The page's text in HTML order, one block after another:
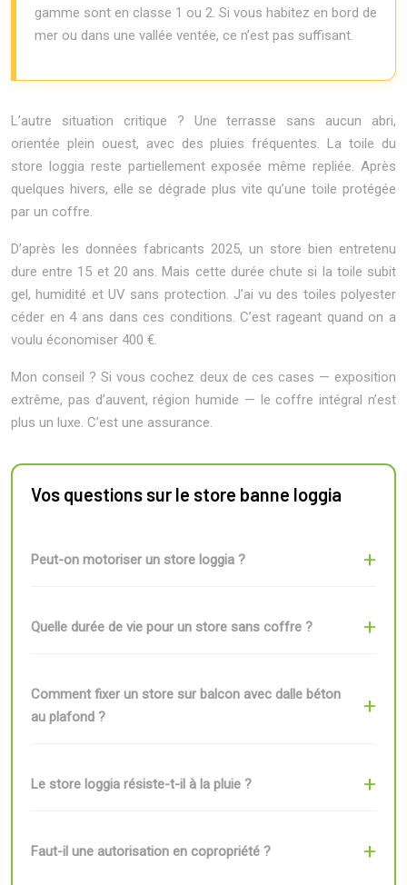
gamme sont en classe 1 ou 2. Si vous habitez en bord de
mer ou dans une vallée ventée, ce n’est pas suffisant.
L’autre situation critique ? Une terrasse sans aucun abri,
orientée plein ouest, avec des pluies fréquentes. La toile du
store loggia reste partiellement exposée même repliée. Après
quelques hivers, elle se dégrade plus vite qu’une toile protégée
par un coffre.
D’après les données fabricants 2025, un store bien entretenu
dure entre 15 et 20 ans. Mais cette durée chute si la toile subit
gel, humidité et UV sans protection. J’ai vu des toiles polyester
céder en 4 ans dans ces conditions. C’est rageant quand on a
voulu économiser 400 €.
Mon conseil ? Si vous cochez deux de ces cases — exposition
extrême, pas d’auvent, région humide — le coffre intégral n’est
plus un luxe. C’est une assurance.
Vos questions sur le store banne loggia
Peut-on motoriser un store loggia ?
Quelle durée de vie pour un store sans coffre ?
Comment fixer un store sur balcon avec dalle béton
au plafond ?
Le store loggia résiste-t-il à la pluie ?
Faut-il une autorisation en copropriété ?